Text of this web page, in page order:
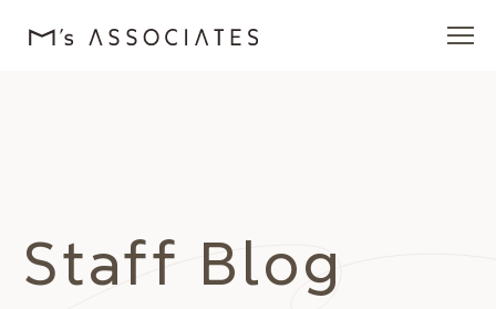
エムズを愛する人たち
Staff Blog